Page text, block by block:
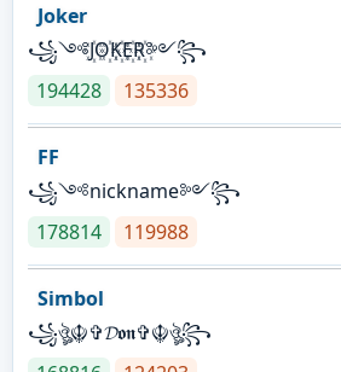
Joker
꧁༺J꙰O꙰K꙰E꙰R꙰༻꧂
194428
135336
FF
꧁༺nickname༻꧂
178814
119988
Simbol
꧁ঔৣ☬✞𝓓𝖔𝖓✞☬ঔৣ꧂